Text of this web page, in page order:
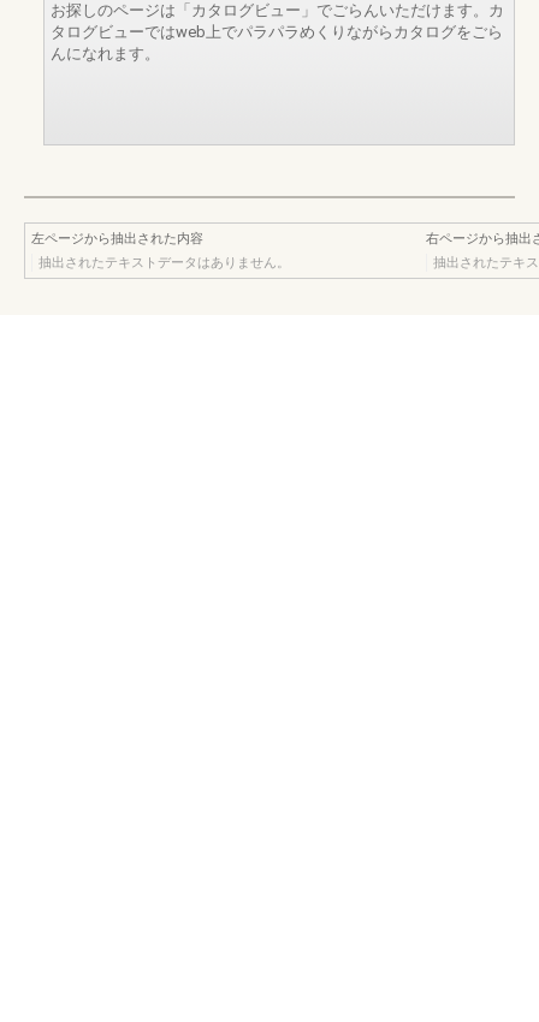
お探しのページは「カタログビュー」でごらんいただけます。カ
タログビューではweb上でパラパラめくりながらカタログをごら
んになれます。
左ページから抽出された内容
抽出されたテキストデータはありません。
右ページから抽出
抽出されたテキ